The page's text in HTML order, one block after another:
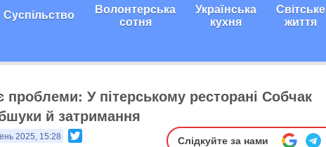
Суспільство Волонтерська
сотня
Українська
кухня
Світське
життя
У пітерському ресторані Собчак
й затримання
2025, 15:28 Слідкуйте за нами